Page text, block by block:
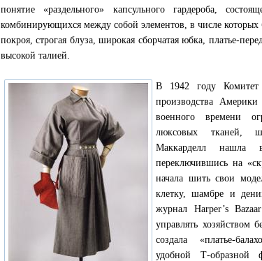
понятие «раздельного» капсульного гардероба,
комбинирующихся между собой элементов, в числе которых
покроя, строгая блуза, широкая сборчатая юбка, платье-
высокой талией.
В 1942 году Комитет
производства
военного времени
люксовых тканей,
Маккарделл нашла
переключившись на
начала шить свои
клетку, шамбре и
журнал Harper’s
управлять хозяйством
создала «платье-
удобной Т-образной